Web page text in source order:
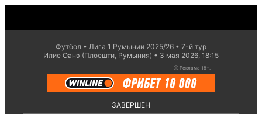
Футбол Лига 1 Румынии 2025/26
7-й тур
Илие Оанэ (Плоешти, Румыния)
3 мая 2026, 18:15
ⓘ Реклама 18+.
ЗАВЕРШЕН